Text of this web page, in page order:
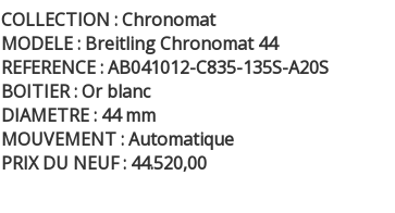
COLLECTION : Chronomat
MODELE : Breitling Chronomat 44
REFERENCE : AB041012-C835-135S-A20S
BOITIER : Or blanc
DIAMETRE : 44 mm
MOUVEMENT : Automatique
PRIX DU NEUF : 44.520,00